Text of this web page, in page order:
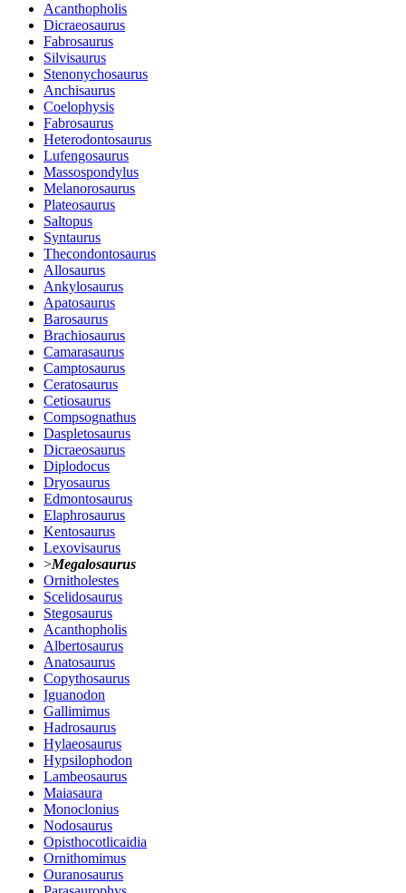
Acanthopholis
Dicraeosaurus
Fabrosaurus
Silvisaurus
Stenonychosaurus
Anchisaurus
Coelophysis
Fabrosaurus
Heterodontosaurus
Lufengosaurus
Massospondylus
Melanorosaurus
Plateosaurus
Saltopus
Syntaurus
Thecondontosaurus
Allosaurus
Ankylosaurus
Apatosaurus
Barosaurus
Brachiosaurus
Camarasaurus
Camptosaurus
Ceratosaurus
Cetiosaurus
Compsognathus
Daspletosaurus
Dicraeosaurus
Diplodocus
Dryosaurus
Edmontosaurus
Elaphrosaurus
Kentosaurus
Lexovisaurus
>Megalosaurus
Ornitholestes
Scelidosaurus
Stegosaurus
Acanthopholis
Albertosaurus
Anatosaurus
Copythosaurus
Iguanodon
Gallimimus
Hadrosaurus
Hylaeosaurus
Hypsilophodon
Lambeosaurus
Maiasaura
Monoclonius
Nodosaurus
Opisthocotlicaidia
Ornithomimus
Ouranosaurus